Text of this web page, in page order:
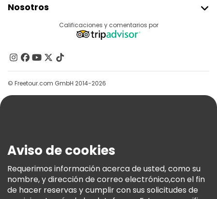
Acceder Como Proveedor
Programa De Afiliados
Nosotros
Contacto
Grupos
Ayuda
Términos E Información Legal
Política De Cookies
Freetour Premios
Programa De Fidelidad
Calificaciones y comentarios por
© Freetour.com GmbH 2014-2026
Aviso de cookies
Requerimos información acerca de usted, como su
nombre, y dirección de correo electrónico,con el fin
de hacer reservas y cumplir con sus solicitudes de